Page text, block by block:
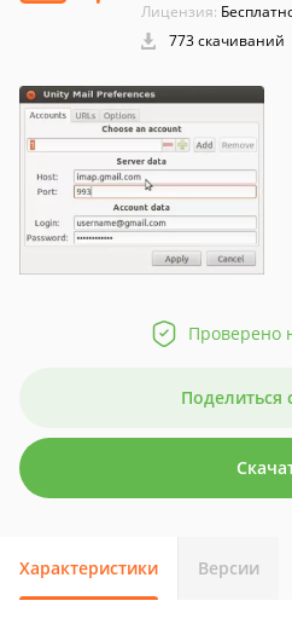
Лицензия:
773 скачиваний
Проверено
Поделиться
Характеристики Версии